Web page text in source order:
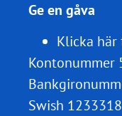
Ge en gåva
Klicka
Kontonummer
Swish